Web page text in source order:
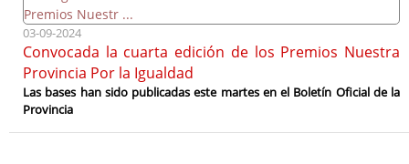
03-09-2024
Convocada la cuarta edición de los Premios Nuestra
Provincia Por la Igualdad
Las bases han sido publicadas este martes en el Boletín Oficial de la
Provincia